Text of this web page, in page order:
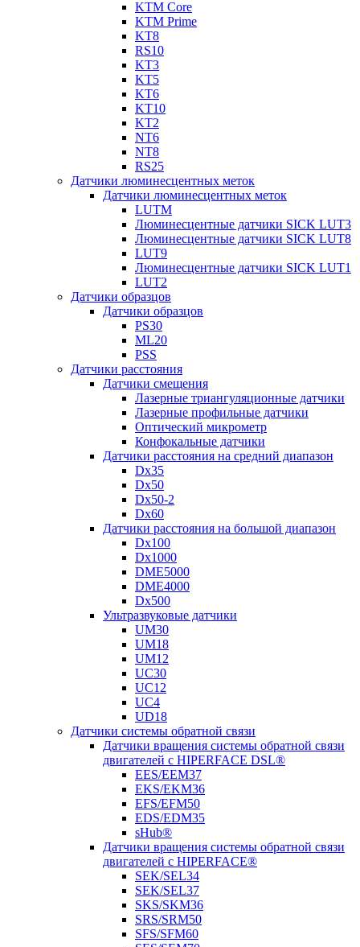
KTM Core
KTM Prime
KT8
RS10
KT3
KT5
KT6
KT10
KT2
NT6
NT8
RS25
Датчики люминесцентных меток
Датчики люминесцентных меток
LUTM
Люминесцентные датчики SICK LUT3
Люминесцентные датчики SICK LUT8
LUT9
Люминесцентные датчики SICK LUT1
LUT2
Датчики образцов
Датчики образцов
PS30
ML20
PSS
Датчики расстояния
Датчики смещения
Лазерные триангуляционные датчики
Лазерные профильные датчики
Оптический микрометр
Конфокальные датчики
Датчики расстояния на средний диапазон
Dx35
Dx50
Dx50-2
Dx60
Датчики расстояния на большой диапазон
Dx100
Dx1000
DME5000
DME4000
Dx500
Ультразвуковые датчики
UM30
UM18
UM12
UC30
UC12
UC4
UD18
Датчики системы обратной связи
Датчики вращения системы обратной связи
двигателей с HIPERFACE DSL®
EES/EEM37
EKS/EKM36
EFS/EFM50
EDS/EDM35
sHub®
Датчики вращения системы обратной связи
двигателей с HIPERFACE®
SEK/SEL34
SEK/SEL37
SKS/SKM36
SRS/SRM50
SFS/SFM60